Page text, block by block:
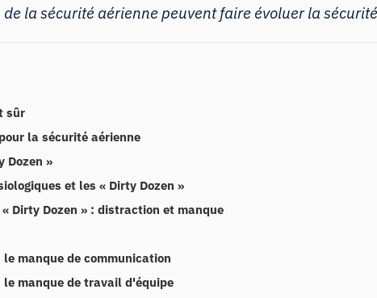
la sécurité aérienne peuvent faire évoluer la
sûr
la sécurité aérienne
Dozen »
et les « Dirty Dozen »
Dirty Dozen » : distraction et manque
le manque de communication
le manque de travail d'équipe